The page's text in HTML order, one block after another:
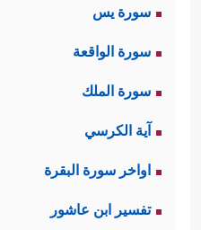
سورة يس
سورة الواقعة
سورة الملك
آية الكرسي
اواخر سورة البقرة
تفسير ابن عاشور